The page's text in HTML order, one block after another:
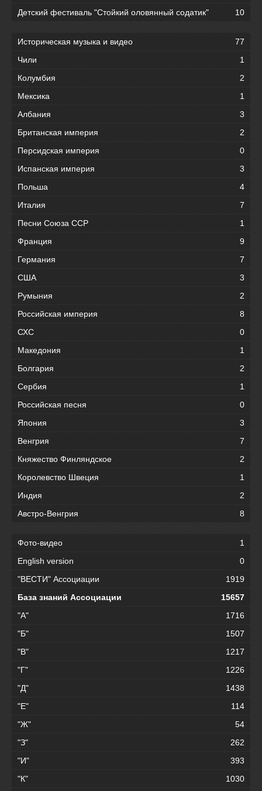
Детский фестиваль "Стойкий оловянный содатик" 10
Историческая музыка и видео
77
Чили
1
Колумбия
2
Мексика
1
Албания
3
Британская империя
2
Персидская империя
0
Испанская империя
3
Польша
4
Италия
7
Песни Союза ССР
1
Франция
9
Германия
7
США
3
Румыния
2
Российская империя
8
СХС
0
Македония
1
Болгария
2
Сербия
1
Российская песня
0
Япония
3
Венгрия
7
Княжество Финляндское
2
Королевство Швеция
1
Индия
2
Австро-Венгрия
8
Фото-видео
1
English version
0
"ВЕСТИ" Ассоциации
1919
База знаний Ассоциации
15657
"А"
1716
"Б"
1507
"В"
1217
"Г"
1226
"Д"
1438
"Е"
114
"Ж"
54
"З"
262
"И"
393
"К"
1030